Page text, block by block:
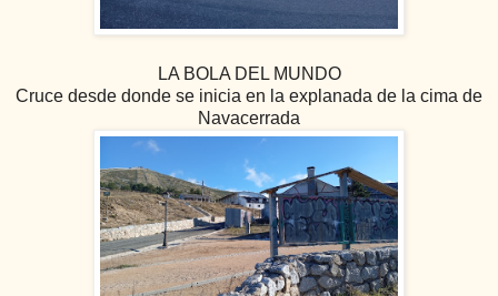
LA BOLA DEL MUNDO
Cruce desde donde se inicia en la explanada de la cima de
Navacerrada